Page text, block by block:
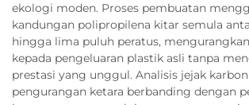
ekologi moden. Proses pembuatan
kandungan polipropilena kitar semula
hingga lima puluh peratus,
kepada pengeluaran plastik asli tanpa
prestasi yang unggul. Analisis jejak
pengurangan ketara berbanding dengan